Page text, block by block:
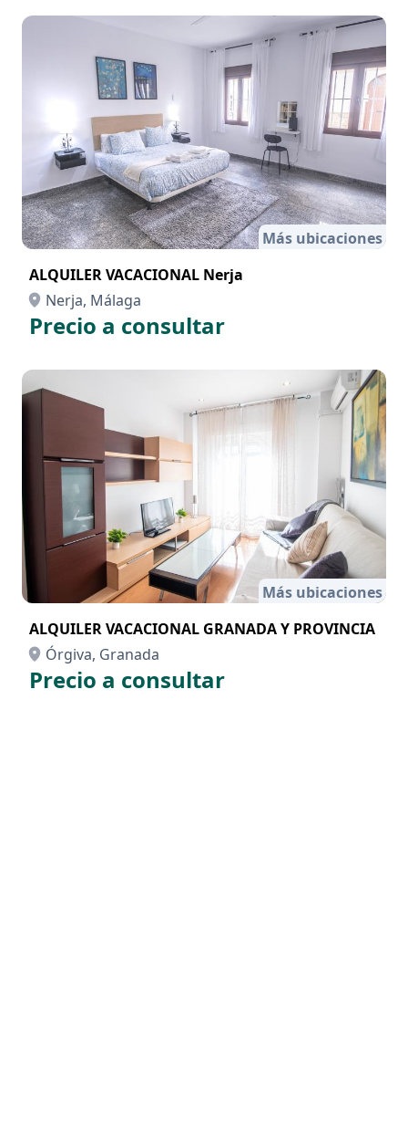
Más ubicaciones
ALQUILER VACACIONAL Nerja
Nerja, Málaga
Precio a consultar
Más ubicaciones
ALQUILER VACACIONAL GRANADA Y PROVINCIA
Órgiva, Granada
Precio a consultar